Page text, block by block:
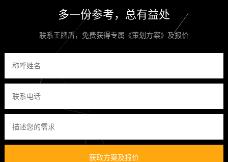
多一份参考，总有益处
联系王牌盾，免费获得专属《策划方案》及报价
获取方案及报价